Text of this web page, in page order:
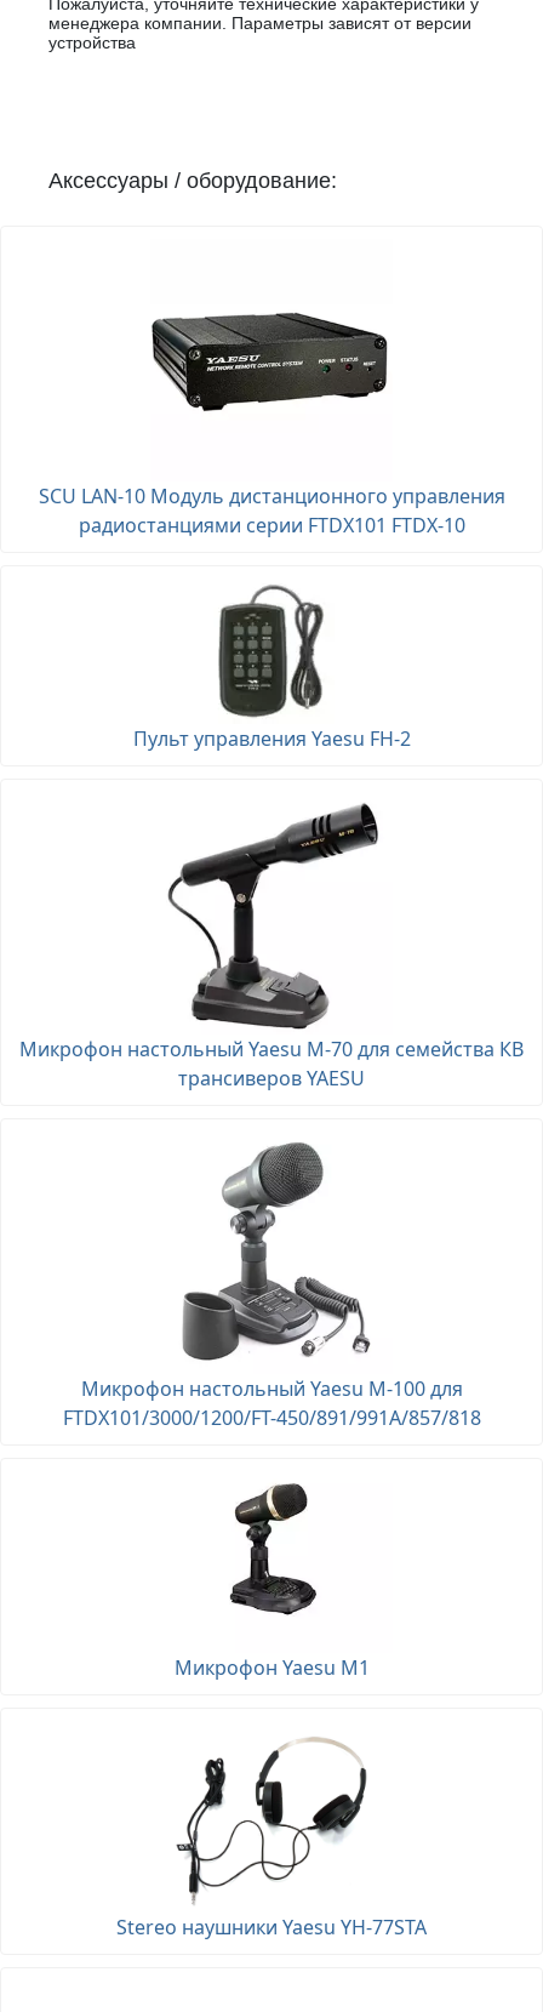
менеджера компании. Параметры зависят от версии
устройства
Аксессуары / оборудование:
SCU LAN-10 Модуль дистанционного управления
радиостанциями серии FTDX101 FTDX-10
Пульт управления Yaesu FH-2
Микрофон настольный Yaesu M-70 для семейства КВ
трансиверов YAESU
Микрофон настольный Yaesu M-100 для
FTDX101/3000/1200/FT-450/891/991A/857/818
Микрофон Yaesu M1
Stereo наушники Yaesu YH-77STA